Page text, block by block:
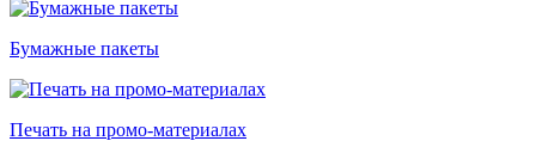
Бумажные пакеты
Печать на промо-материалах